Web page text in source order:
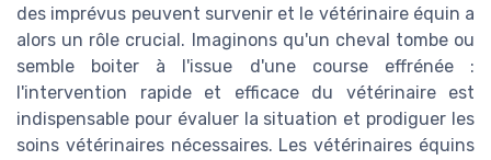
des imprévus peuvent survenir et le vétérinaire équin a
alors un rôle crucial. Imaginons qu'un cheval tombe ou
semble boiter à l'issue d'une course effrénée :
l'intervention rapide et efficace du vétérinaire est
indispensable pour évaluer la situation et prodiguer les
soins vétérinaires nécessaires. Les vétérinaires équins